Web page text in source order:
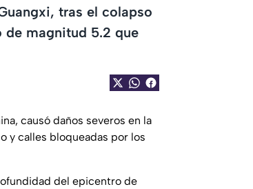
tras el colapso
magnitud 5.2 que
causó daños severos en la
y calles bloqueadas por los
del epicentro de